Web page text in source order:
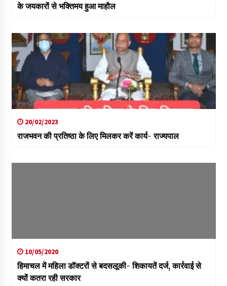
के जयकारों से भक्तिमय हुआ माहौल
20/02/2023
राजभवन की प्रतिष्ठा के लिए मिलकर करें कार्य- राज्यपाल
10/05/2020
हिमाचल में महिला डॉक्टरों से बदसलूकी- शिकायतें दर्ज, कार्रवाई से
क्यों कतरा रही सरकार